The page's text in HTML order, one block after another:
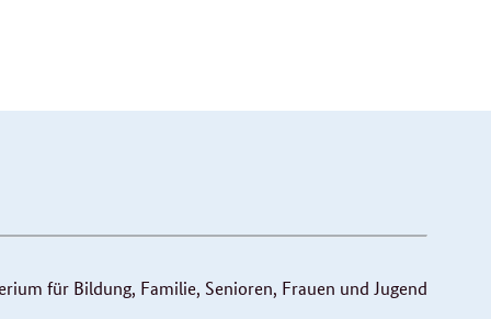
für Bildung, Familie, Senioren, Frauen und Jugend